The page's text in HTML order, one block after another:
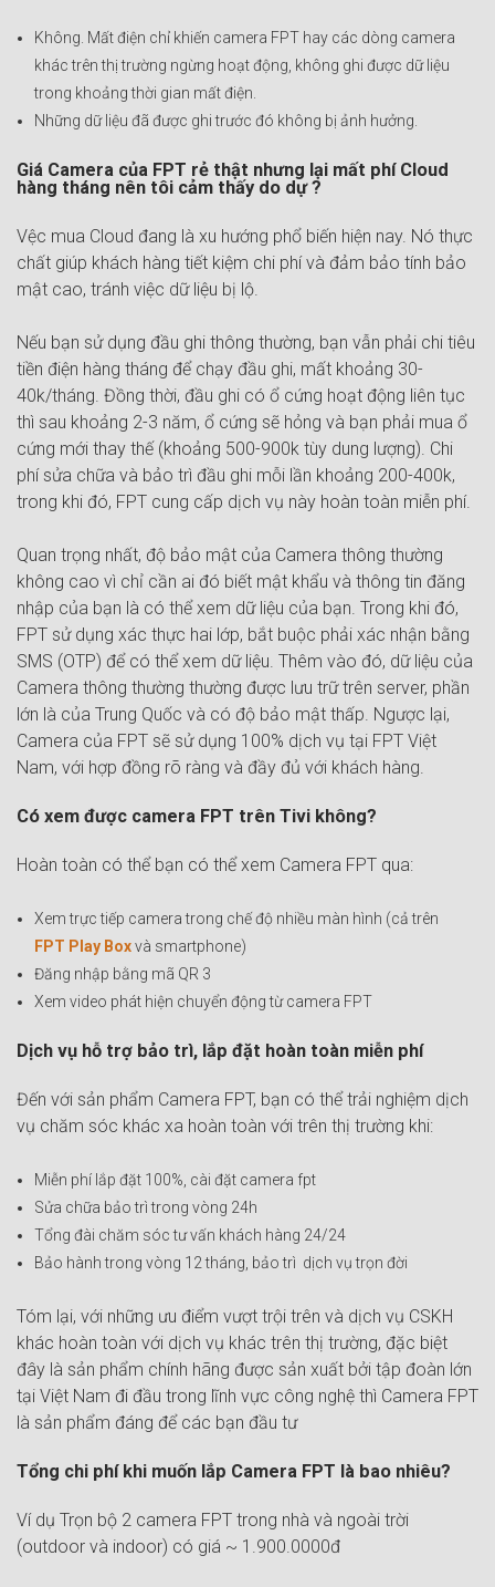
Không. Mất điện chỉ khiến camera FPT hay các dòng camera
khác trên thị trường ngừng hoạt động, không ghi được dữ liệu
trong khoảng thời gian mất điện.
Những dữ liệu đã được ghi trước đó không bị ảnh hưởng.
Giá Camera của FPT rẻ thật nhưng lại mất phí Cloud
hàng tháng nên tôi cảm thấy do dự ?
Vệc mua Cloud đang là xu hướng phổ biến hiện nay. Nó thực
chất giúp khách hàng tiết kiệm chi phí và đảm bảo tính bảo
mật cao, tránh việc dữ liệu bị lộ.
Nếu bạn sử dụng đầu ghi thông thường, bạn vẫn phải chi tiêu
tiền điện hàng tháng để chạy đầu ghi, mất khoảng 30-
40k/tháng. Đồng thời, đầu ghi có ổ cứng hoạt động liên tục
thì sau khoảng 2-3 năm, ổ cứng sẽ hỏng và bạn phải mua ổ
cứng mới thay thế (khoảng 500-900k tùy dung lượng). Chi
phí sửa chữa và bảo trì đầu ghi mỗi lần khoảng 200-400k,
trong khi đó, FPT cung cấp dịch vụ này hoàn toàn miễn phí.
Quan trọng nhất, độ bảo mật của Camera thông thường
không cao vì chỉ cần ai đó biết mật khẩu và thông tin đăng
nhập của bạn là có thể xem dữ liệu của bạn. Trong khi đó,
FPT sử dụng xác thực hai lớp, bắt buộc phải xác nhận bằng
SMS (OTP) để có thể xem dữ liệu. Thêm vào đó, dữ liệu của
Camera thông thường thường được lưu trữ trên server, phần
lớn là của Trung Quốc và có độ bảo mật thấp. Ngược lại,
Camera của FPT sẽ sử dụng 100% dịch vụ tại FPT Việt
Nam, với hợp đồng rõ ràng và đầy đủ với khách hàng.
Có xem được camera FPT trên Tivi không?
Hoàn toàn có thể bạn có thể xem Camera FPT qua:
Xem trực tiếp camera trong chế độ nhiều màn hình (cả trên
FPT Play Boxvà smartphone)
Đăng nhập bằng mã QR 3
Xem video phát hiện chuyển động từ camera FPT
Dịch vụ hỗ trợ bảo trì, lắp đặt hoàn toàn miễn phí
Đến với sản phẩm Camera FPT, bạn có thể trải nghiệm dịch
vụ chăm sóc khác xa hoàn toàn với trên thị trường khi:
Miễn phí lắp đặt 100%, cài đặt camera fpt
Sửa chữa bảo trì trong vòng 24h
Tổng đài chăm sóc tư vấn khách hàng 24/24
Bảo hành trong vòng 12 tháng, bảo trì dịch vụ trọn đời
Tóm lại, với những ưu điểm vượt trội trên và dịch vụ CSKH
khác hoàn toàn với dịch vụ khác trên thị trường, đặc biệt
đây là sản phẩm chính hãng được sản xuất bởi tập đoàn lớn
tại Việt Nam đi đầu trong lĩnh vực công nghệ thì Camera FPT
là sản phẩm đáng để các bạn đầu tư
Tổng chi phí khi muốn lắp Camera FPT là bao nhiêu?
Ví dụ Trọn bộ 2 camera FPT trong nhà và ngoài trời
(outdoor và indoor) có giá ~ 1.900.0000đ